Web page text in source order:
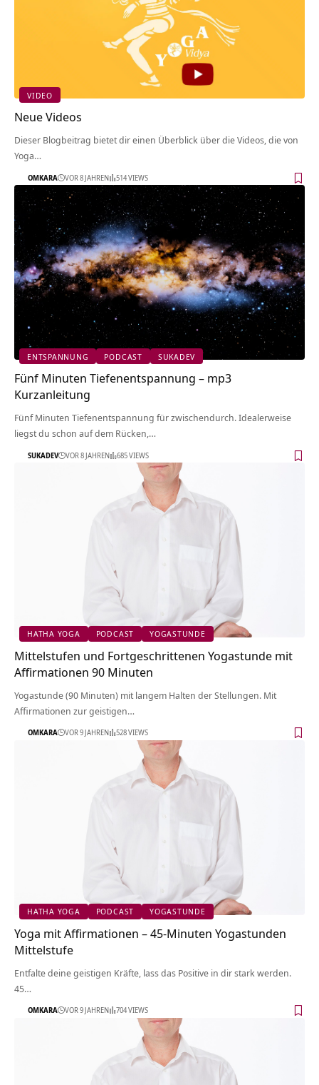
VIDEO
Neue Videos
Dieser Blogbeitrag bietet dir einen Überblick über die Videos, die von
Yoga…
OMKARA VOR 8 JAHREN 514 VIEWS
ENTSPANNUNG PODCAST SUKADEV
Fünf Minuten Tiefenentspannung – mp3
Kurzanleitung
Fünf Minuten Tiefenentspannung für zwischendurch. Idealerweise
liegst du schon auf dem Rücken,…
SUKADEV VOR 8 JAHREN 685 VIEWS
HATHA YOGA PODCAST YOGASTUNDE
Mittelstufen und Fortgeschrittenen Yogastunde mit
Affirmationen 90 Minuten
Yogastunde (90 Minuten) mit langem Halten der Stellungen. Mit
Affirmationen zur geistigen…
OMKARA VOR 9 JAHREN 528 VIEWS
HATHA YOGA PODCAST YOGASTUNDE
Yoga mit Affirmationen – 45-Minuten Yogastunden
Mittelstufe
Entfalte deine geistigen Kräfte, lass das Positive in dir stark werden.
45…
OMKARA VOR 9 JAHREN 704 VIEWS